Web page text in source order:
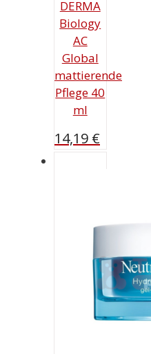
DERMA
Biology
AC
Global
mattierende
Pflege 40
ml
14,19 €